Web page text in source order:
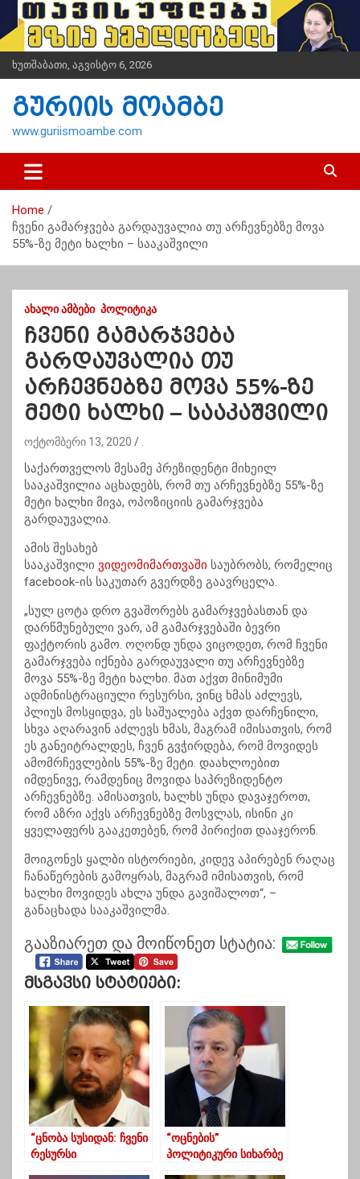
i
t
n
ხუთშაბათი, აგვისტო 6, 2026
გურიის მოამბე
www.guriismoambe.com
Home
ჩვენი გამარჯვება გარდაუვალია თუ არჩევნებზე მოვა
55%-ზე მეტი ხალხი – სააკაშვილი
ᲐᲮᲐᲚᲘ ᲐᲛᲑᲔᲑᲘ ᲞᲝᲚᲘᲢᲘᲙᲐ
ჩვენი გამარჯვება
გარდაუვალია თუ
არჩევნებზე მოვა 55%-ზე
მეტი ხალხი – სააკაშვილი
ოქტომბერი 13, 2020
საქართველოს მესამე პრეზიდენტი მიხეილ
სააკაშვილია აცხადებს, რომ თუ არჩევნებზე 55%-ზე
მეტი ხალხი მივა, ოპოზიციის გამარჯვება
გარდაუვალია.
ამის შესახებ
სააკაშვილი ვიდეომიმართვაში საუბრობს, რომელიც
facebook-ის საკუთარ გვერდზე გაავრცელა.
„სულ ცოტა დრო გვაშორებს გამარჯვებასთან და
დარწმუნებული ვარ, ამ გამარჯვებაში ბევრი
ფაქტორის გამო. ოღონდ უნდა ვიცოდეთ, რომ ჩვენი
გამარჯვება იქნება გარდაუვალი თუ არჩევნებზე
მოვა 55%-ზე მეტი ხალხი. მათ აქვთ მინიმუმი
ადმინისტრაციული რესურსი, ვინც ხმას აძლევს,
პლიუს მოსყიდვა, ეს საშუალება აქვთ დარჩენილი,
სხვა აღარავინ აძლევს ხმას, მაგრამ იმისათვის, რომ
ეს განეიტრალდეს, ჩვენ გვჭირდება, რომ მოვიდეს
ამომრჩევლების 55%-ზე მეტი. დაახლოებით
იმდენივე, რამდენიც მოვიდა საპრეზიდენტო
არჩევნებზე. ამისათვის, ხალხს უნდა დავაჯეროთ,
რომ აზრი აქვს არჩევნებზე მოსვლას, ისინი კი
ყველაფერს გააკეთებენ, რომ პირიქით დააჯერონ.
მოიგონეს ყალბი ისტორიები, კიდევ აპირებენ რაღაც
ჩანაწერების გამოყრას, მაგრამ იმისათვის, რომ
ხალხი მოვიდეს ახლა უნდა გავიშალოთ“, –
განაცხადა სააკაშვილმა.
გააზიარეთ და მოიწონეთ სტატია:
Მსგავსი Სტატიები:
“ცნობა სუსიდან: ჩვენი
რესურსი
“ოცნების”
პოლიტიკური სიხარბე